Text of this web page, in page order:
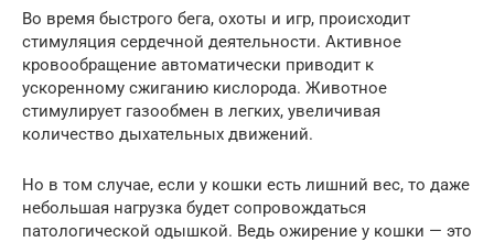
Во время быстрого бега, охоты и игр, происходит
стимуляция сердечной деятельности. Активное
кровообращение автоматически приводит к
ускоренному сжиганию кислорода. Животное
стимулирует газообмен в легких, увеличивая
количество дыхательных движений.
Но в том случае, если у кошки есть лишний вес, то даже
небольшая нагрузка будет сопровождаться
патологической одышкой. Ведь ожирение у кошки — это